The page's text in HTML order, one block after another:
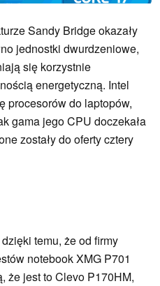
Sandy Bridge okazały
jednostki dwurdzeniowe,
się korzystnie
energetyczną. Intel
procesorów do laptopów,
gama jego CPU doczekała
zostały do oferty cztery
temu, że od firmy
notebook XMG P701
że jest to Clevo P170HM,